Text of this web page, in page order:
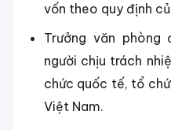
vốn theo quy định
Trưởng văn
người chịu trách
chức quốc tế, tổ
Việt Nam.